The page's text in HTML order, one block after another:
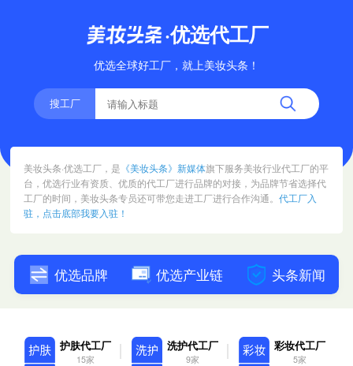
·优选代工厂
优选全球好工厂，就上美妆头条！
搜工厂
美妆头条·优选工厂，是 《美妆头条》新媒体旗下服务美妆行业代工厂的平
台，优选行业有资质、优质的代工厂进行品牌的对接，为品牌节省选择代
工厂的时间，美妆头条专员还可带您走进工厂进行合作沟通。代工厂入
驻，点击底部我要入驻！
优选品牌 优选产业链 头条新闻
护肤代工厂
15家
洗护代工厂
9家
彩妆代工厂
5家